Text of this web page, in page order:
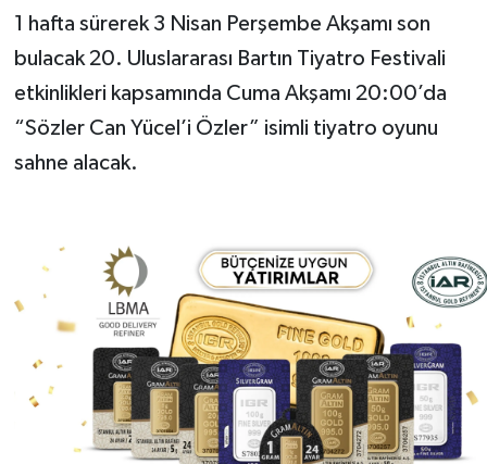
1 hafta sürerek 3 Nisan Perşembe Akşamı son
bulacak 20. Uluslararası Bartın Tiyatro Festivali
etkinlikleri kapsamında Cuma Akşamı 20:00’da
“Sözler Can Yücel’i Özler” isimli tiyatro oyunu
sahne alacak.